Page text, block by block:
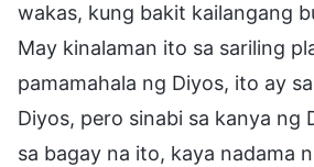
wakas, kung bakit kailangang
May kinalaman ito sa sariling
pamamahala ng Diyos, ito ay
Diyos, pero sinabi sa kanya ng
sa bagay na ito, kaya nadama